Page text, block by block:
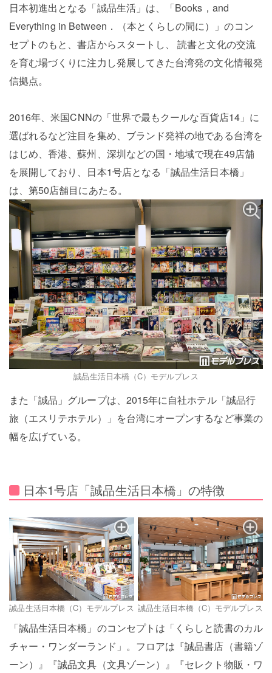
日本初進出となる「誠品生活」は、「Books，and
Everything in Between．（本とくらしの間に）」のコン
セプトのもと、書店からスタートし、 読書と文化の交流
を育む場づくりに注力し発展してきた台湾発の文化情報発
信拠点。
2016年、米国CNNの「世界で最もクールな百貨店14」に
選ばれるなど注目を集め、ブランド発祥の地である台湾を
はじめ、香港、蘇州、深圳などの国・地域で現在49店舗
を展開しており、日本1号店となる「誠品生活日本橋」
は、第50店舗目にあたる。
誠品生活日本橋（C）モデルプレス
また「誠品」グループは、2015年に自社ホテル「誠品行
旅（エスリテホテル）」を台湾にオープンするなど事業の
幅を広げている。
日本1号店「誠品生活日本橋」の特徴
誠品生活日本橋（C）モデルプレス 誠品生活日本橋（C）モデルプレス
「誠品生活日本橋」のコンセプトは「くらしと読書のカル
チャー・ワンダーランド」。フロアは『誠品書店（書籍ゾ
ーン）』『誠品文具（文具ゾーン）』『セレクト物販・ワ